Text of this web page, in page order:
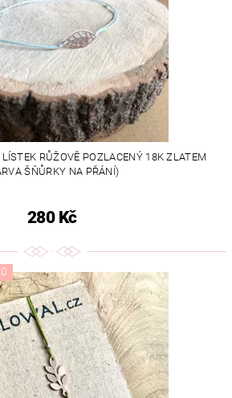
RŮŽOVĚ POZLACENÝ 18K ZLATEM
ŠŇŮRKY NA PŘÁNÍ)
280 Kč